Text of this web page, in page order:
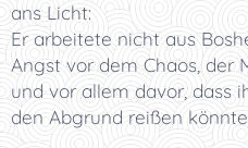
ans Licht:
Er arbeitete nicht aus
Angst vor dem Chaos, der
und vor allem davor, dass
den Abgrund reißen